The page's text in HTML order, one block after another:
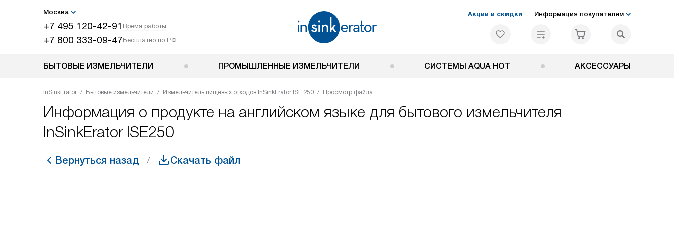
Москва
+7 495 120-42-91 Время работы
+7 800 333-09-47Бесплатно по РФ
Акции и скидки Информация покупателям
БЫТОВЫЕ ИЗМЕЛЬЧИТЕЛИ ПРОМЫШЛЕННЫЕ ИЗМЕЛЬЧИТЕЛИ СИСТЕМЫ AQUA HOT АКСЕССУАРЫ
InSinkErator Бытовые измельчители Измельчитель пищевых отходов InSinkErator ISE 250 Просмотр файла
Информация о продукте на английском языке для бытового измельчителя
InSinkErator ISE250
Вернуться назад Скачать файл